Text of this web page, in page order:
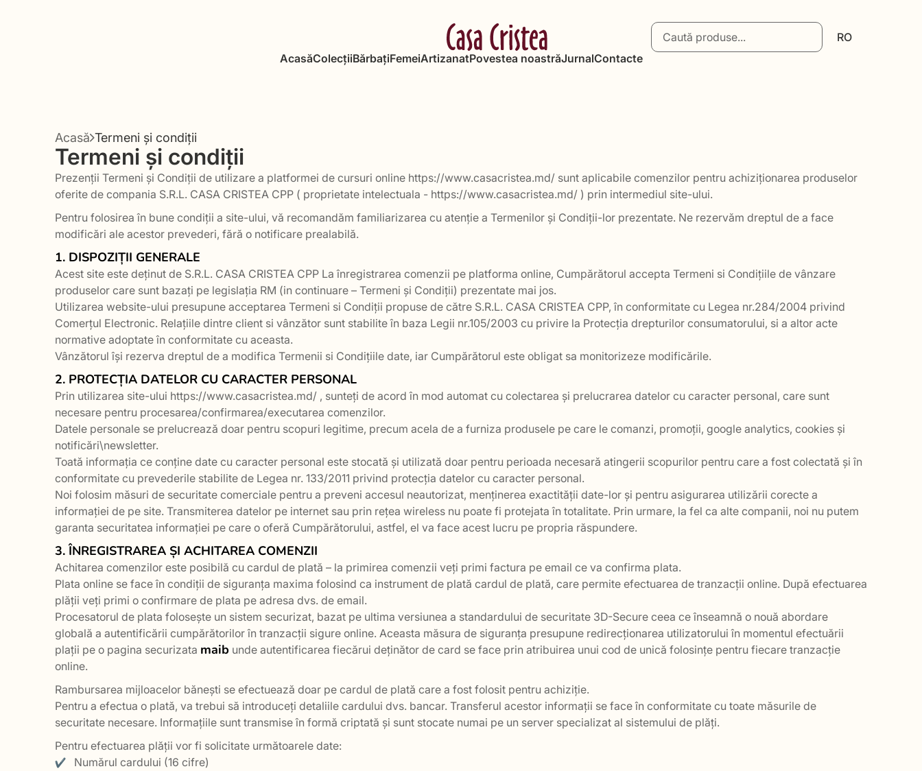
RO
AcasăColecțiiBărbațiFemeiArtizanatPovestea noastrăJurnalContacte
Acasă Termeni și condiții
Termeni și condiții
Prezenții Termeni și Condiții de utilizare a platformei de cursuri online https://www.casacristea.md/ sunt aplicabile comenzilor pentru achiziționarea produselor
oferite de compania S.R.L. CASA CRISTEA CPP ( proprietate intelectuala - https://www.casacristea.md/ ) prin intermediul site-ului.
Pentru folosirea în bune condiții a site-ului, vă recomandăm familiarizarea cu atenție a Termenilor și Condiții-lor prezentate. Ne rezervăm dreptul de a face
modificări ale acestor prevederi, fără o notificare prealabilă.
1. DISPOZIȚII GENERALE
Acest site este deținut de S.R.L. CASA CRISTEA CPP La înregistrarea comenzii pe platforma online, Cumpărătorul accepta Termeni si Condițiile de vânzare
produselor care sunt bazați pe legislația RM (in continuare – Termeni și Condiții) prezentate mai jos.
Utilizarea website-ului presupune acceptarea Termeni si Condiții propuse de către S.R.L. CASA CRISTEA CPP, în conformitate cu Legea nr.284/2004 privind
Comerțul Electronic. Relațiile dintre client si vânzător sunt stabilite în baza Legii nr.105/2003 cu privire la Protecția drepturilor consumatorului, si a altor acte
normative adoptate în conformitate cu aceasta.
Vânzătorul își rezerva dreptul de a modifica Termenii si Condițiile date, iar Cumpărătorul este obligat sa monitorizeze modificările.
2. PROTECȚIA DATELOR CU CARACTER PERSONAL
Prin utilizarea site-ului https://www.casacristea.md/ , sunteți de acord în mod automat cu colectarea și prelucrarea datelor cu caracter personal, care sunt
necesare pentru procesarea/confirmarea/executarea comenzilor.
Datele personale se prelucrează doar pentru scopuri legitime, precum acela de a furniza produsele pe care le comanzi, promoții, google analytics, cookies și
notificări\newsletter.
Toată informația ce conține date cu caracter personal este stocată și utilizată doar pentru perioada necesară atingerii scopurilor pentru care a fost colectată și în
conformitate cu prevederile stabilite de Legea nr. 133/2011 privind protecția datelor cu caracter personal.
Noi folosim măsuri de securitate comerciale pentru a preveni accesul neautorizat, menținerea exactității date-lor și pentru asigurarea utilizării corecte a
informației de pe site. Transmiterea datelor pe internet sau prin rețea wireless nu poate fi protejata în totalitate. Prin urmare, la fel ca alte companii, noi nu putem
garanta securitatea informației pe care o oferă Cumpărătorului, astfel, el va face acest lucru pe propria răspundere.
3. ÎNREGISTRAREA ȘI ACHITAREA COMENZII
Achitarea comenzilor este posibilă cu cardul de plată – la primirea comenzii veți primi factura pe email ce va confirma plata.
Plata online se face în condiții de siguranța maxima folosind ca instrument de plată cardul de plată, care permite efectuarea de tranzacții online. După efectuarea
plății veți primi o confirmare de plata pe adresa dvs. de email.
Procesatorul de plata folosește un sistem securizat, bazat pe ultima versiunea a standardului de securitate 3D-Secure ceea ce înseamnă o nouă abordare
globală a autentificării cumpărătorilor în tranzacții sigure online. Aceasta măsura de siguranța presupune redirecționarea utilizatorului în momentul efectuării
plații pe o pagina securizata maib unde autentificarea fiecărui deținător de card se face prin atribuirea unui cod de unică folosințe pentru fiecare tranzacție
online.
Rambursarea mijloacelor bănești se efectuează doar pe cardul de plată care a fost folosit pentru achiziție.
Pentru a efectua o plată, va trebui să introduceți detaliile cardului dvs. bancar. Transferul acestor informații se face în conformitate cu toate măsurile de
securitate necesare. Informațiile sunt transmise în formă criptată și sunt stocate numai pe un server specializat al sistemului de plăți.
Pentru efectuarea plății vor fi solicitate următoarele date:
Numărul cardului (16 cifre)